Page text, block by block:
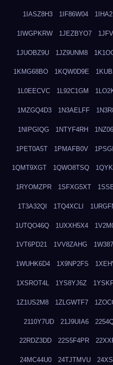
1IASZ8H3 1IF86W04
1IWGPKRW 1JEZBYO7
1JUOBZ9U 1JZ9UNM8
1KMG68BO 1KQW0D9E
1L0EECVC 1L92C1GM
1MZGQ4D3 1N3AELFF
1NIPGIQG 1NTYF4RH
1PET0A5T 1PMAFB0V
1QMT9XGT 1QWO8TSQ
1RYOMZPR 1SFXG5XT
1T3A32QI 1TQ4XCLI
1UTQO46Q 1UXXH5X4
1VT6PD21 1VV8ZAHG
1WUHK6D4 1X9NP2FS
1XSROT4L 1YS8YJ6Z
1Z1US2M8 1ZLGWTF7
2110Y7UD 21J9UIA6
22RDZ3DD 22S5F4PR
24MC44U0 24TJTMVU